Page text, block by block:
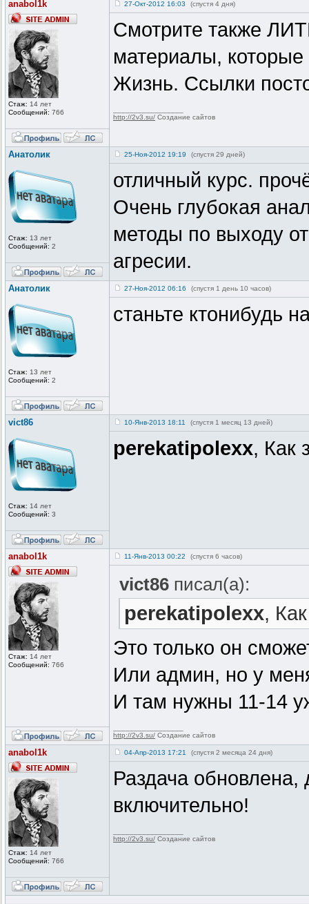
anabol1k
Стаж: 14 лет
Сообщений: 766
27-Окт-2012 16:03 (спустя 4 дня)
Смотрите также
материалы,
Жизнь. Ссылки
http://2v3.su/ Создание сайтов
Анатолик
Стаж: 13 лет
Сообщений: 2
25-Ноя-2012 19:19 (спустя 29 дней)
отличный курс.
Очень глубокая
методы по выходу
агресии.
Анатолик
Стаж: 13 лет
Сообщений: 2
27-Ноя-2012 06:16 (спустя 1 день 10 часов)
станьте ктонибудь
vict86
Стаж: 14 лет
Сообщений: 3
10-Янв-2013 18:11 (спустя 1 месяц 13 дней)
perekatipolexx, Как
anabol1k
Стаж: 14 лет
Сообщений: 766
11-Янв-2013 00:22 (спустя 6 часов)
vict86 писал(а):
perekatipolexx,
Это только он
Или админ, но у
И там нужны 11-14
http://2v3.su/ Создание сайтов
anabol1k
Стаж: 14 лет
Сообщений: 766
04-Апр-2013 17:21 (спустя 2 месяца 24 дня)
Раздача
включительно!
http://2v3.su/ Создание сайтов